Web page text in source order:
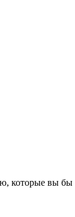
которые вы бы